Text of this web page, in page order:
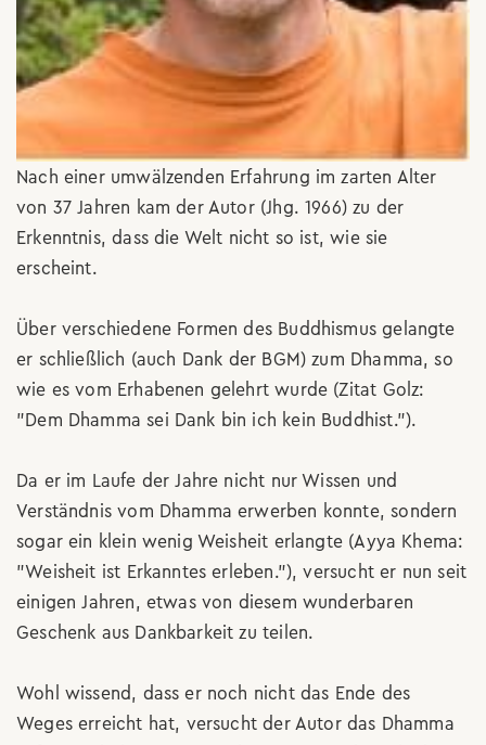
Nach einer umwälzenden Erfahrung im zarten Alter
von 37 Jahren kam der Autor (Jhg. 1966) zu der
Erkenntnis, dass die Welt nicht so ist, wie sie
erscheint.
Über verschiedene Formen des Buddhismus gelangte
er schließlich (auch Dank der BGM) zum Dhamma, so
wie es vom Erhabenen gelehrt wurde (Zitat Golz:
"Dem Dhamma sei Dank bin ich kein Buddhist.").
Da er im Laufe der Jahre nicht nur Wissen und
Verständnis vom Dhamma erwerben konnte, sondern
sogar ein klein wenig Weisheit erlangte (Ayya Khema:
"Weisheit ist Erkanntes erleben."), versucht er nun seit
einigen Jahren, etwas von diesem wunderbaren
Geschenk aus Dankbarkeit zu teilen.
Wohl wissend, dass er noch nicht das Ende des
Weges erreicht hat, versucht der Autor das Dhamma